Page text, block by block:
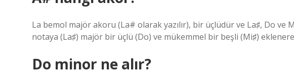
La bemol majör akoru (La# olarak yazılır), bir üçlüdür ve La♯, Do ve
notaya (La♯) majör bir üçlü (Do) ve mükemmel bir beşli (Mi♯)
Do minor ne alır?